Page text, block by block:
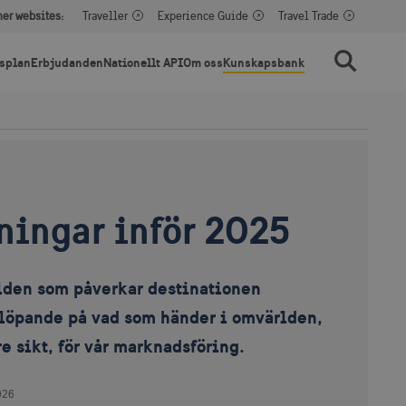
websites: Traveller Experience Guide Travel Trade
ErbjudandenNationellt APIOm ossKunskapsbank Sök
inför 2025
som påverkar destinationen
på vad som händer i omvärlden,
sikt, för vår marknadsföring.